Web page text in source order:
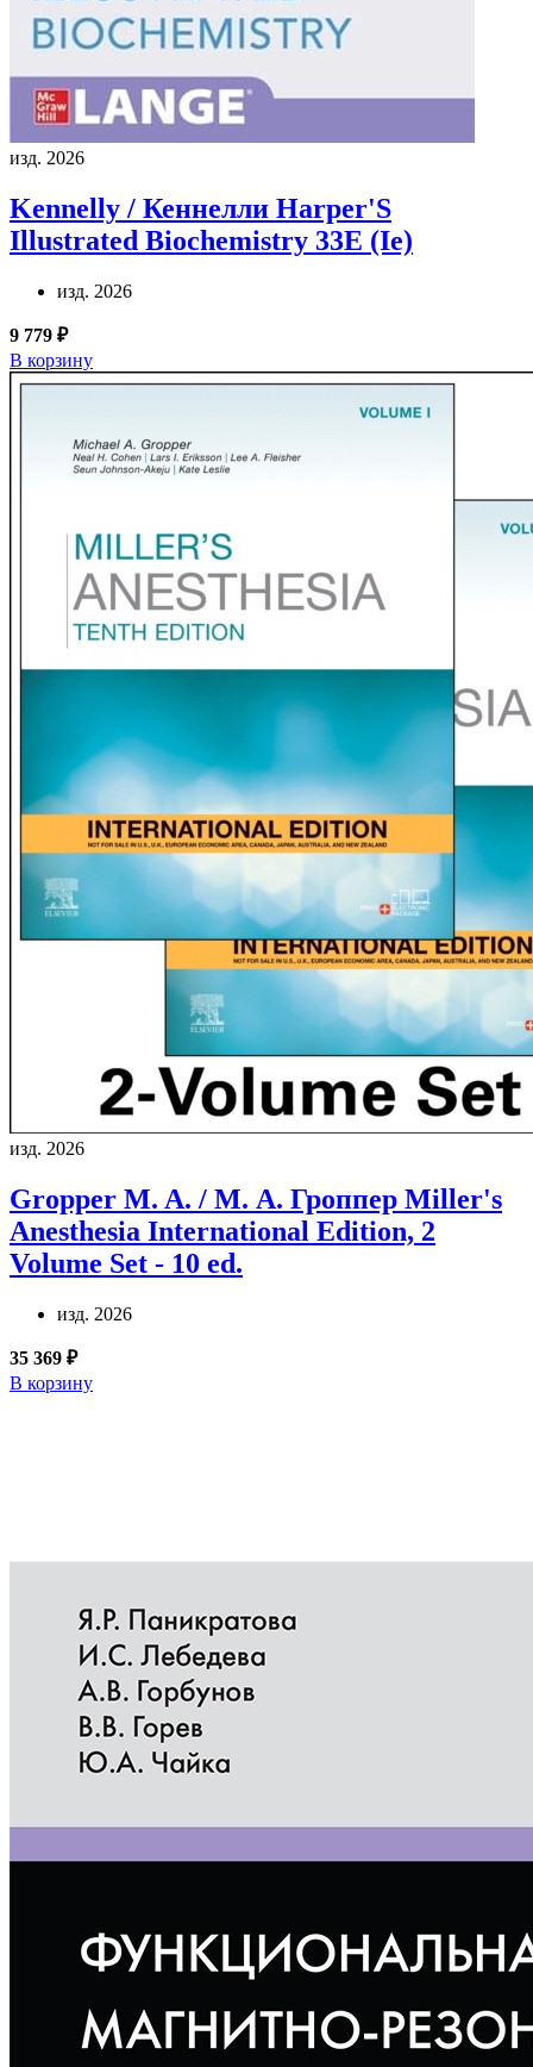
изд. 2026
Kennelly / Кеннелли Harper'S
Illustrated Biochemistry 33E (Ie)
изд. 2026
9 779 ₽
В корзину
изд. 2026
Gropper M. A. / М. А. Гроппер Miller's
Anesthesia International Edition, 2
Volume Set - 10 ed.
изд. 2026
35 369 ₽
В корзину